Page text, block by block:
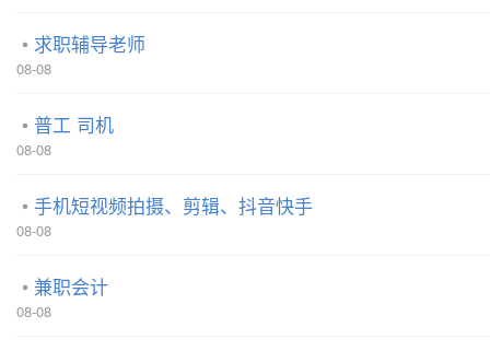
求职辅导老师
08-08
普工 司机
08-08
手机短视频拍摄、剪辑、抖音快手
08-08
兼职会计
08-08